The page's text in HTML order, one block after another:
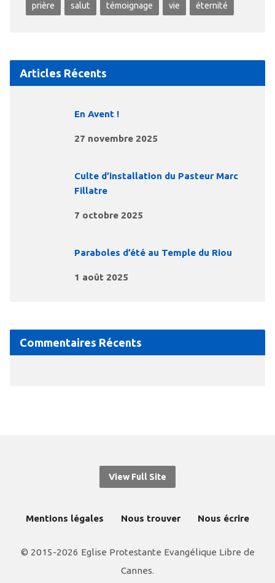
prière salut témoignage vie éternité
Articles Récents
En Avent !
27 novembre 2025
Culte d’installation du Pasteur Marc
Fillatre
7 octobre 2025
Paraboles d’été au Temple du Riou
1 août 2025
Commentaires Récents
View Full Site
Mentions légales Nous trouver Nous écrire
© 2015-2026 Eglise Protestante Evangélique Libre de
Cannes.